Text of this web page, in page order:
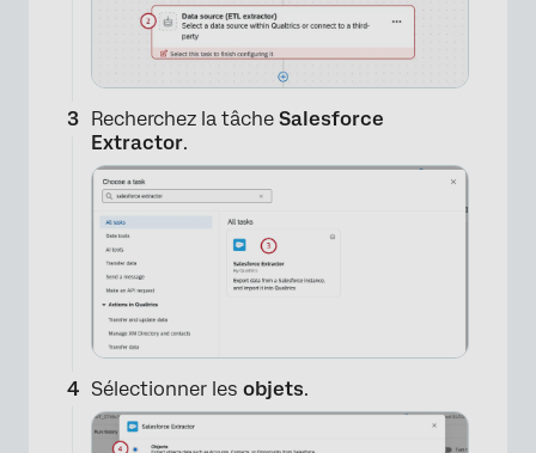
Recherchez la tâche Salesforce
Extractor.
Sélectionner les objets.